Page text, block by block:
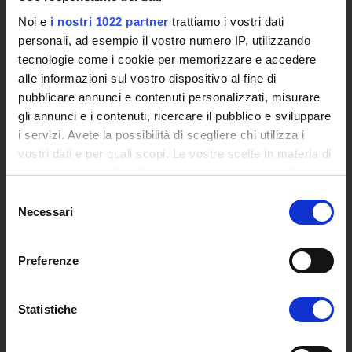
Noi e i nostri 1022 partner trattiamo i vostri dati
personali, ad esempio il vostro numero IP, utilizzando
tecnologie come i cookie per memorizzare e accedere
alle informazioni sul vostro dispositivo al fine di
pubblicare annunci e contenuti personalizzati, misurare
gli annunci e i contenuti, ricercare il pubblico e sviluppare
i servizi. Avete la possibilità di scegliere chi utilizza i
vostri dati e per quali scopi. Le vostre scelte in materia di
privacy sono applicabili solo su questa proprietà digitale
modificare o revocare il proprio consenso in qualsiasi
momento dalla Dichiarazione sui cookie o facendo clic
raccogliere informazioni sulla tua posizione
geografica, con un'approssimazione di qualche
delNecessari
Preferenze
Statistiche
Siti Istituzionali e Progetti Interuniversitari
Accesso alla Banca Dati di Segreteria Online
Posta Elettronica Certificata - PEC
Bacheca del Rettore
DIDATTICA
Corsi di Laurea
Corsi di Perfezionamento
Certificazioni e Alta Formazione Professionale
Mondo Scuola - Corsi per Insegnanti
Guida alla visualizzazione delle Schede Corso